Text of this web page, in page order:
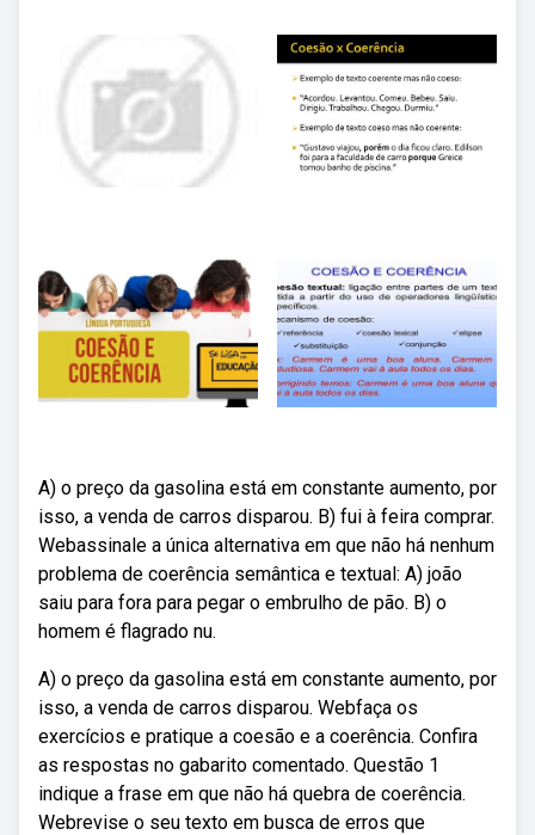
A) o preço da gasolina está em constante aumento, por
isso, a venda de carros disparou. B) fui à feira comprar.
Webassinale a única alternativa em que não há nenhum
problema de coerência semântica e textual: A) joão
saiu para fora para pegar o embrulho de pão. B) o
homem é flagrado nu.
A) o preço da gasolina está em constante aumento, por
isso, a venda de carros disparou. Webfaça os
exercícios e pratique a coesão e a coerência. Confira
as respostas no gabarito comentado. Questão 1
indique a frase em que não há quebra de coerência.
Webrevise o seu texto em busca de erros que